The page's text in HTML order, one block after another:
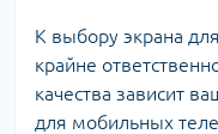
К выбору экрана
крайне
качества зависит
для мобильных